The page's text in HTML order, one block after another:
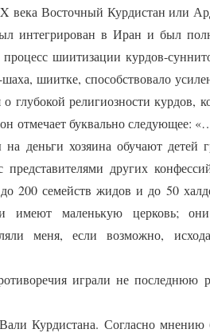
Восточный Курдистан или
интегрирован в Иран и был
шиитизации курдов-
шиитке, способствовало
религиозности курдов,
отмечает буквально следующее:
деньги хозяина обучают детей
других
200 семейств жидов и до 50
имеют маленькую церковь;
меня, если возможно,
играли не последнюю
Курдистана. Согласно мнению